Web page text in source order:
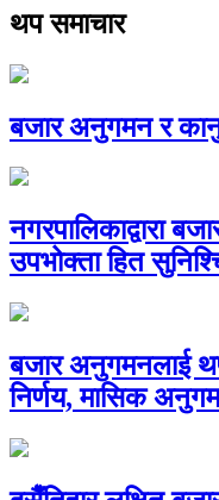
थप समाचार
बजार अनुगमन र
नगरपालिकाद्वारा
उपभोक्ता हित
बजार अनुगमनलाई
निर्णय, मासिक